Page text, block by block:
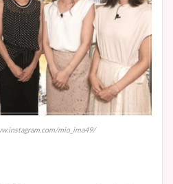
mio_ima49/